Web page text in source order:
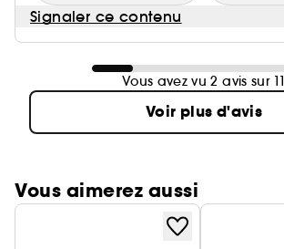
Signaler ce contenu
Vous avez vu 2 avis sur 11
Voir plus d'avis
Vous aimerez aussi